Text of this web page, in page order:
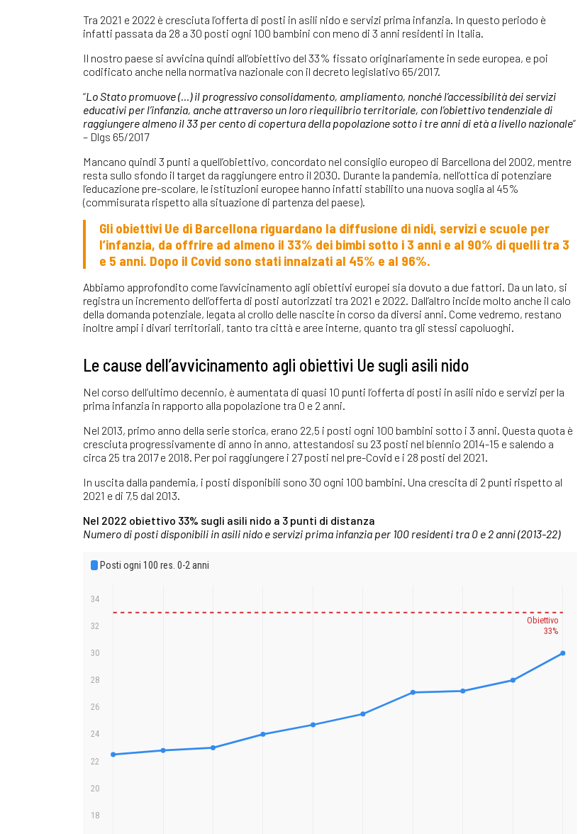
Tra 2021 e 2022 è cresciuta l’offerta di posti in asili nido e servizi prima infanzia. In questo periodo è
infatti passata da 28 a 30 posti ogni 100 bambini con meno di 3 anni residenti in Italia.
Il nostro paese si avvicina quindi all’obiettivo del 33% fissato originariamente in sede europea, e poi
codificato anche nella normativa nazionale con il decreto legislativo 65/2017.
“Lo Stato promuove (…) il progressivo consolidamento, ampliamento, nonché l’accessibilità dei servizi
educativi per l’infanzia, anche attraverso un loro riequilibrio territoriale, con l’obiettivo tendenziale di
raggiungere almeno il 33 per cento di copertura della popolazione sotto i tre anni di età a livello nazionale”
– Dlgs 65/2017
Mancano quindi 3 punti a quell’obiettivo, concordato nel consiglio europeo di Barcellona del 2002, mentre
resta sullo sfondo il target da raggiungere entro il 2030. Durante la pandemia, nell’ottica di potenziare
l’educazione pre-scolare, le istituzioni europee hanno infatti stabilito una nuova soglia al 45%
(commisurata rispetto alla situazione di partenza del paese).
Gli obiettivi Ue di Barcellona riguardano la diffusione di nidi, servizi e scuole per
l’infanzia, da offrire ad almeno il 33% dei bimbi sotto i 3 anni e al 90% di quelli tra 3
e 5 anni. Dopo il Covid sono stati innalzati al 45% e al 96%.
Abbiamo approfondito come l’avvicinamento agli obiettivi europei sia dovuto a due fattori. Da un lato, si
registra un incremento dell’offerta di posti autorizzati tra 2021 e 2022. Dall’altro incide molto anche il calo
della domanda potenziale, legata al crollo delle nascite in corso da diversi anni. Come vedremo, restano
inoltre ampi i divari territoriali, tanto tra città e aree interne, quanto tra gli stessi capoluoghi.
Le cause dell’avvicinamento agli obiettivi Ue sugli asili nido
Nel corso dell’ultimo decennio, è aumentata di quasi 10 punti l’offerta di posti in asili nido e servizi per la
prima infanzia in rapporto alla popolazione tra 0 e 2 anni.
Nel 2013, primo anno della serie storica, erano 22,5 i posti ogni 100 bambini sotto i 3 anni. Questa quota è
cresciuta progressivamente di anno in anno, attestandosi su 23 posti nel biennio 2014-15 e salendo a
circa 25 tra 2017 e 2018. Per poi raggiungere i 27 posti nel pre-Covid e i 28 posti del 2021.
In uscita dalla pandemia, i posti disponibili sono 30 ogni 100 bambini. Una crescita di 2 punti rispetto al
2021 e di 7,5 dal 2013.
Nel 2022 obiettivo 33% sugli asili nido a 3 punti di distanza
Numero di posti disponibili in asili nido e servizi prima infanzia per 100 residenti tra 0 e 2 anni (2013-22)